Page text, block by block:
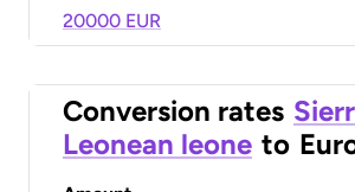
20000 EUR
Conversion rates
Leonean leone to